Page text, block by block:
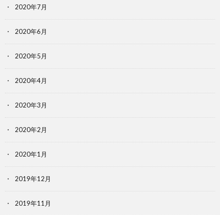
2020年7月
2020年6月
2020年5月
2020年4月
2020年3月
2020年2月
2020年1月
2019年12月
2019年11月